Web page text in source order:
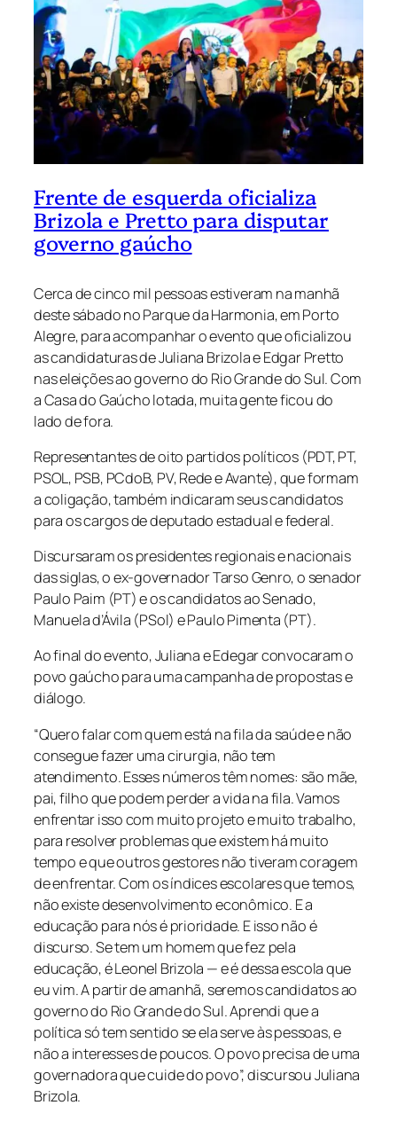
Frente de esquerda oficializa
Brizola e Pretto para disputar
governo gaúcho
Cerca de cinco mil pessoas estiveram na manhã
deste sábado no Parque da Harmonia, em Porto
Alegre, para acompanhar o evento que oficializou
as candidaturas de Juliana Brizola e Edgar Pretto
nas eleições ao governo do Rio Grande do Sul. Com
a Casa do Gaúcho lotada, muita gente ficou do
lado de fora.
Representantes de oito partidos políticos (PDT, PT,
PSOL, PSB, PCdoB, PV, Rede e Avante), que formam
a coligação, também indicaram seus candidatos
para os cargos de deputado estadual e federal.
Discursaram os presidentes regionais e nacionais
das siglas, o ex-governador Tarso Genro, o senador
Paulo Paim (PT) e os candidatos ao Senado,
Manuela d’Ávila (PSol) e Paulo Pimenta (PT).
Ao final do evento, Juliana e Edegar convocaram o
povo gaúcho para uma campanha de propostas e
diálogo.
“Quero falar com quem está na fila da saúde e não
consegue fazer uma cirurgia, não tem
atendimento. Esses números têm nomes: são mãe,
pai, filho que podem perder a vida na fila. Vamos
enfrentar isso com muito projeto e muito trabalho,
para resolver problemas que existem há muito
tempo e que outros gestores não tiveram coragem
de enfrentar. Com os índices escolares que temos,
não existe desenvolvimento econômico. E a
educação para nós é prioridade. E isso não é
discurso. Se tem um homem que fez pela
educação, é Leonel Brizola — e é dessa escola que
eu vim. A partir de amanhã, seremos candidatos ao
governo do Rio Grande do Sul. Aprendi que a
política só tem sentido se ela serve às pessoas, e
não a interesses de poucos. O povo precisa de uma
governadora que cuide do povo”, discursou Juliana
Brizola.